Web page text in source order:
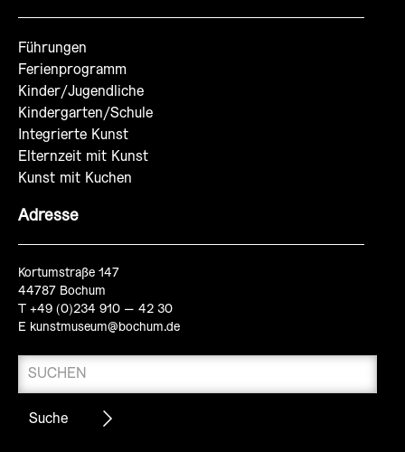
Führungen
Ferienprogramm
Kinder/Jugendliche
Kindergarten/Schule
Integrierte Kunst
Elternzeit mit Kunst
Kunst mit Kuchen
Adresse
Kortumstraße 147
44787 Bochum
T +49 (0)234 910 – 42 30
E kunstmuseum@bochum.de